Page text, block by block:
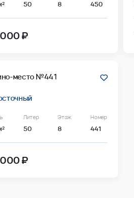
50 8 450
₽
место №441
Литер
50
Этаж
8
Номер
441
₽